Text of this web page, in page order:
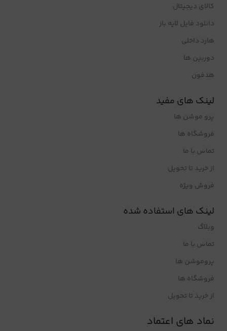
کالای دیجیتال
دانلود فایل لایه باز
هارد داخلی
دوربین ها
هدفون
لینک های مفید
پرو موشن ها
فروشگاه ها
تماس با ما
از خرید تا تحویل
فروش ویژه
لینک های استفاده شده
وبلاگ
تماس با ما
پروموشن ها
فروشگاه ها
از خرید تا تحویل
نماد های اعتماد